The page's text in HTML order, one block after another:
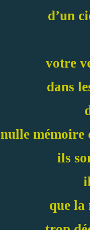
d’un
votre
dans
nulle mémoire
ils
que la